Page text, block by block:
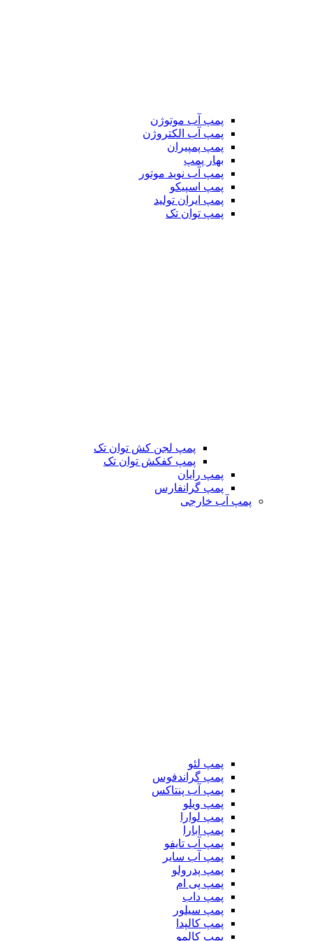
پمپ آب موتوژن
پمپ آب الکتروژن
پمپ پمپیران
بهار پمپ
پمپ آب نوید موتور
پمپ اسپیکو
پمپ ایران تولید
پمپ توان تک
پمپ لجن کش توان تک
پمپ کفکش توان تک
پمپ رایان
پمپ گرانفارس
پمپ آب خارجی
پمپ لئو
پمپ گراندفوس
پمپ آب پنتاکس
پمپ ویلو
پمپ لوارا
پمپ ابارا
پمپ آب تایفو
پمپ آب سایر
پمپ پدرولو
پمپ پی ام
پمپ داب
پمپ سیلور
پمپ کالپدا
پمپ کالمو